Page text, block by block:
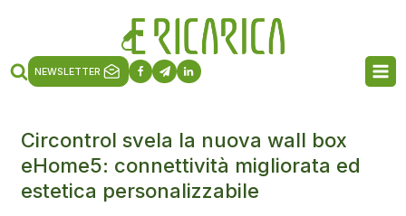
NEWSLETTER
Circontrol svela la nuova wall box
eHome5: connettività migliorata ed
estetica personalizzabile